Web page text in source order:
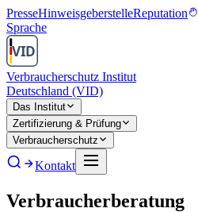
PresseHinweisgeberstelleReputation
Sprache
Verbraucherschutz Institut
Deutschland (VID)
Das Institut
Zertifizierung & Prüfung
Verbraucherschutz
Kontakt
Verbraucherberatung